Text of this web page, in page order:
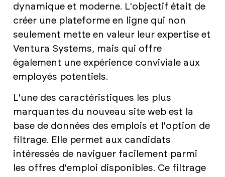
dynamique et moderne. L'objectif était de
créer une plateforme en ligne qui non
seulement mette en valeur leur expertise et
Ventura Systems, mais qui offre
également une expérience conviviale aux
employés potentiels.
L'une des caractéristiques les plus
marquantes du nouveau site web est la
base de données des emplois et l'option de
filtrage. Elle permet aux candidats
intéressés de naviguer facilement parmi
les offres d'emploi disponibles. Ce filtrage